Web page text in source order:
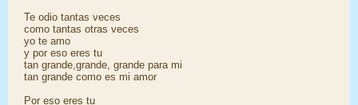
Te odio tantas veces
como tantas otras veces
yo te amo
y por eso eres tu
tan grande,grande, grande para mi
tan grande como es mi amor
Por eso eres tu